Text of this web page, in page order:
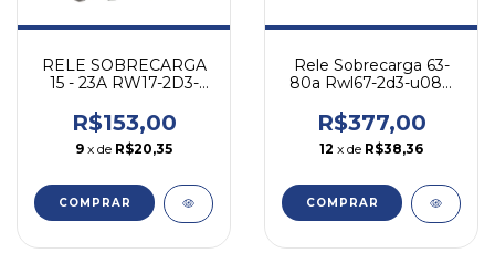
RELE SOBRECARGA
15 - 23A RW17-2D3-
WEG
R$153,00
9 x de R$20,35
COMPRAR
Rele Sobrecarga 63-
80a Rwl67-2d3-u080
R$377,00
12 x de R$38,36
COMPRAR